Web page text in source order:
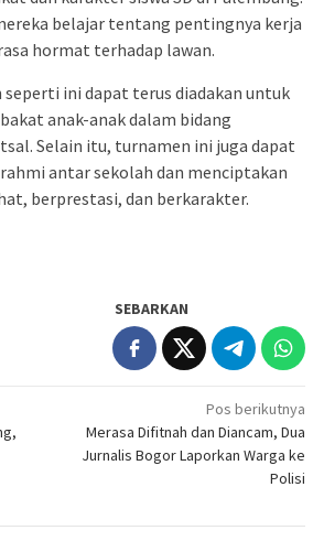
belajar tentang pentingnya kerja
hormat terhadap lawan.
ini dapat terus diadakan untuk
anak-anak dalam bidang
Selain itu, turnamen ini juga dapat
antar sekolah dan menciptakan
berprestasi, dan berkarakter.
SEBARKAN
Pos berikutnya
Merasa Difitnah dan Diancam, Dua
Jurnalis Bogor Laporkan Warga ke
Polisi